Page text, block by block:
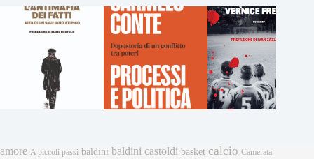
amore A piccoli passi baldini baldini castoldi basket calcio Camerata